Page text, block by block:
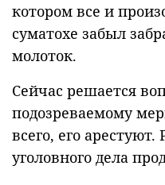
котором все и
суматохе забыл
молоток.
Сейчас решается
подозреваемому
всего, его арестуют.
уголовного дела